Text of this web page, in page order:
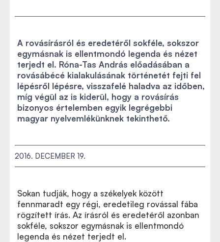
A rovásírásról és eredetéről sokféle, sokszor
egymásnak is ellentmondó legenda és nézet
terjedt el. Róna-Tas András előadásában a
rovásábécé kialakulásának történetét fejti fel
lépésről lépésre, visszafelé haladva az időben,
míg végül az is kiderül, hogy a rovásírás
bizonyos értelemben egyik legrégebbi
magyar nyelvemlékünknek tekinthető.
2016. DECEMBER 19.
Tekintse meg az előadáson készült képeinket!
Sokan tudják, hogy a székelyek között
fennmaradt egy régi, eredetileg rovással fába
rögzített írás. Az írásról és eredetéről azonban
sokféle, sokszor egymásnak is ellentmondó
legenda és nézet terjedt el.